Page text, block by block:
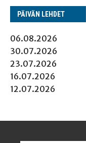
PÄI­VÄN LEHDET
06.08.2026
30.07.2026
23.07.2026
16.07.2026
12.07.2026